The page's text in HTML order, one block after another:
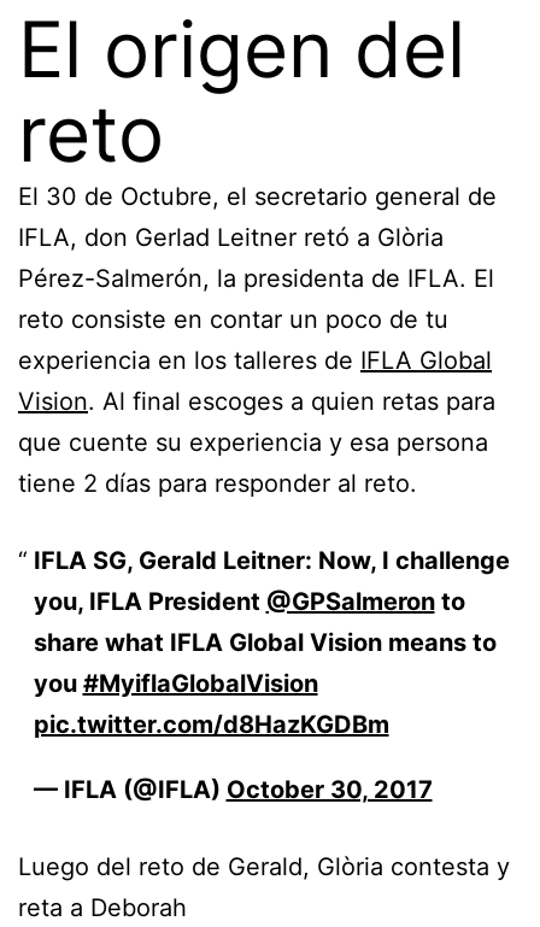
El origen del
reto
El 30 de Octubre, el secretario general de
IFLA, don Gerlad Leitner retó a Glòria
Pérez-Salmerón, la presidenta de IFLA. El
reto consiste en contar un poco de tu
experiencia en los talleres de IFLA Global
Vision. Al final escoges a quien retas para
que cuente su experiencia y esa persona
tiene 2 días para responder al reto.
IFLA SG, Gerald Leitner: Now, I challenge
you, IFLA President @GPSalmeronto
share what IFLA Global Vision means to
you #MyiflaGlobalVision
pic.twitter.com/d8HazKGDBm
— IFLA (@IFLA) October 30, 2017
Luego del reto de Gerald, Glòria contesta y
reta a Deborah